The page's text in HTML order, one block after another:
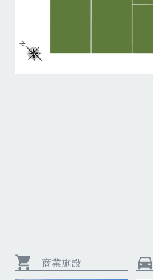
shopping_cart 商業施設 directions_car